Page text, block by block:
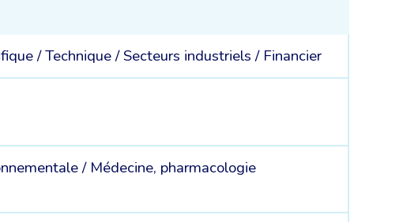
/Technique /Secteurs industriels / Financier
/ Médecine, pharmacologie